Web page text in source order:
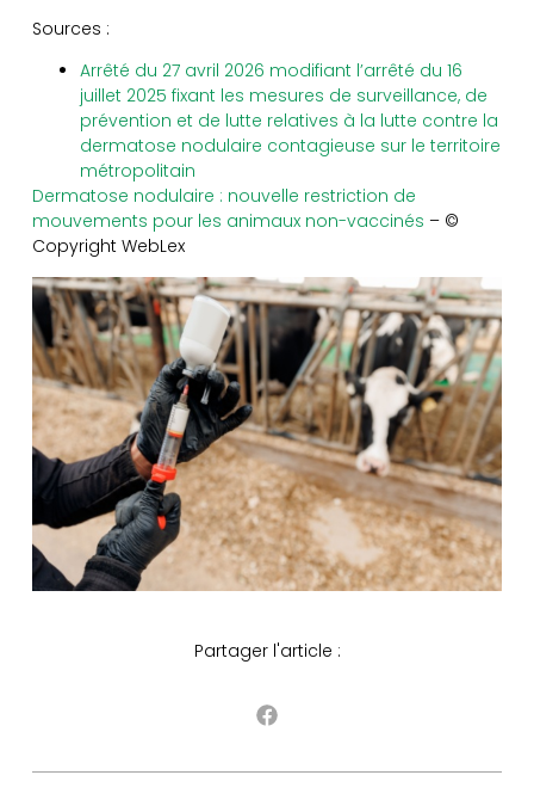
Sources :
Arrêté du 27 avril 2026 modifiant l’arrêté du 16
juillet 2025 fixant les mesures de surveillance, de
prévention et de lutte relatives à la lutte contre la
dermatose nodulaire contagieuse sur le territoire
métropolitain
Dermatose nodulaire : nouvelle restriction de
mouvements pour les animaux non-vaccinés – ©
Copyright WebLex
Partager l'article :